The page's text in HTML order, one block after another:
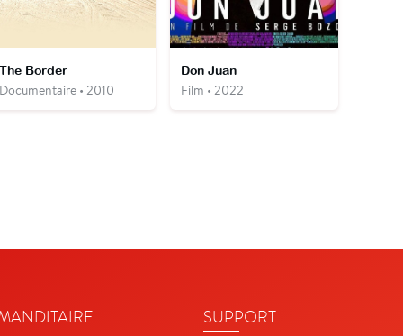
Border
• 2010
Don Juan
Film • 2022
SUPPORT